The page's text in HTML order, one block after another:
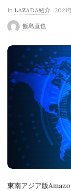
In LAZADA紹介 P
i
s
h
D
a
t
2021
飯島直也
東南アジア版